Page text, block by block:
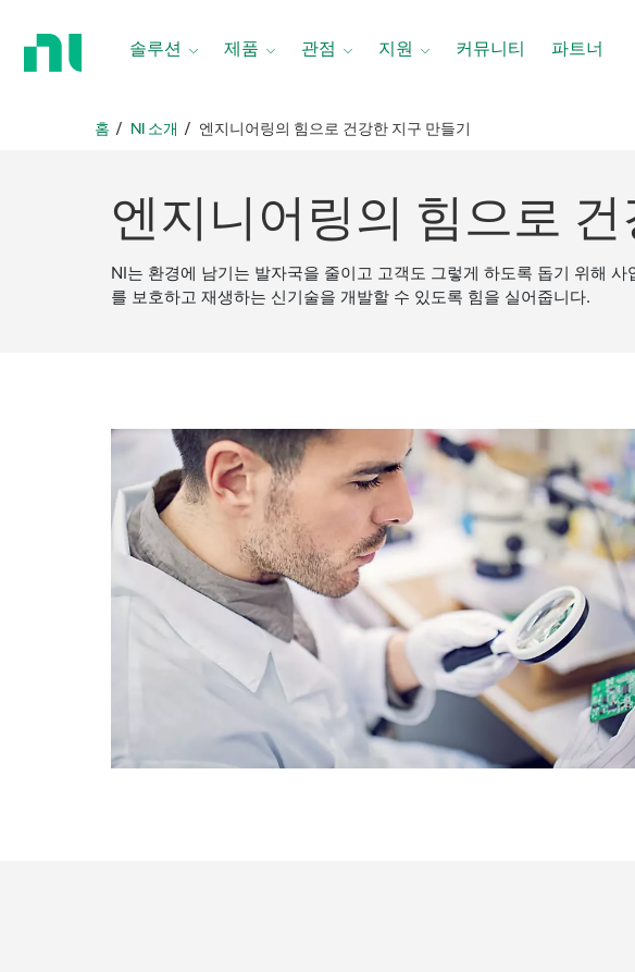
솔루션 제품 관점 지원 커뮤니티 파트너
홈 NI 소개 엔지니어링의 힘으로 건강한 지구 만들기
엔지니어링의 힘으로
NI는 환경에 남기는 발자국을 줄이고 고객도 그렇게 하도록 돕기 위해
를 보호하고 재생하는 신기술을 개발할 수 있도록 힘을 실어줍니다.